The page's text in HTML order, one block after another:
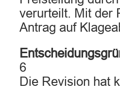
verurteilt. Mit der
Antrag auf
6
Die Revision hat